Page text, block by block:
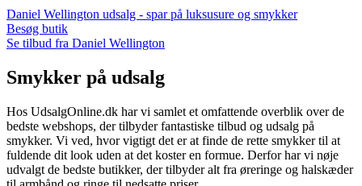
Daniel Wellington udsalg - spar på luksusure og smykker
Besøg butik
Se tilbud fra Daniel Wellington
Smykker på udsalg
Hos UdsalgOnline.dk har vi samlet et omfattende overblik over de
bedste webshops, der tilbyder fantastiske tilbud og udsalg på
smykker. Vi ved, hvor vigtigt det er at finde de rette smykker til at
fuldende dit look uden at det koster en formue. Derfor har vi nøje
udvalgt de bedste butikker, der tilbyder alt fra øreringe og halskæder